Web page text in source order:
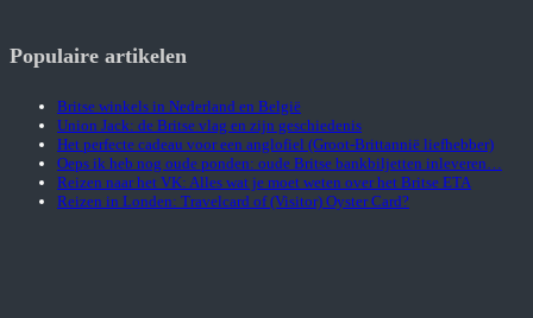
Populaire artikelen
Britse winkels in Nederland en België
Union Jack: de Britse vlag en zijn geschiedenis
Het perfecte cadeau voor een anglofiel (Groot-Brittannië liefhebber)
Oeps ik heb nog oude ponden: oude Britse bankbiljetten inleveren…
Reizen naar het VK: Alles wat je moet weten over het Britse ETA
Reizen in Londen: Travelcard of (Visitor) Oyster Card?